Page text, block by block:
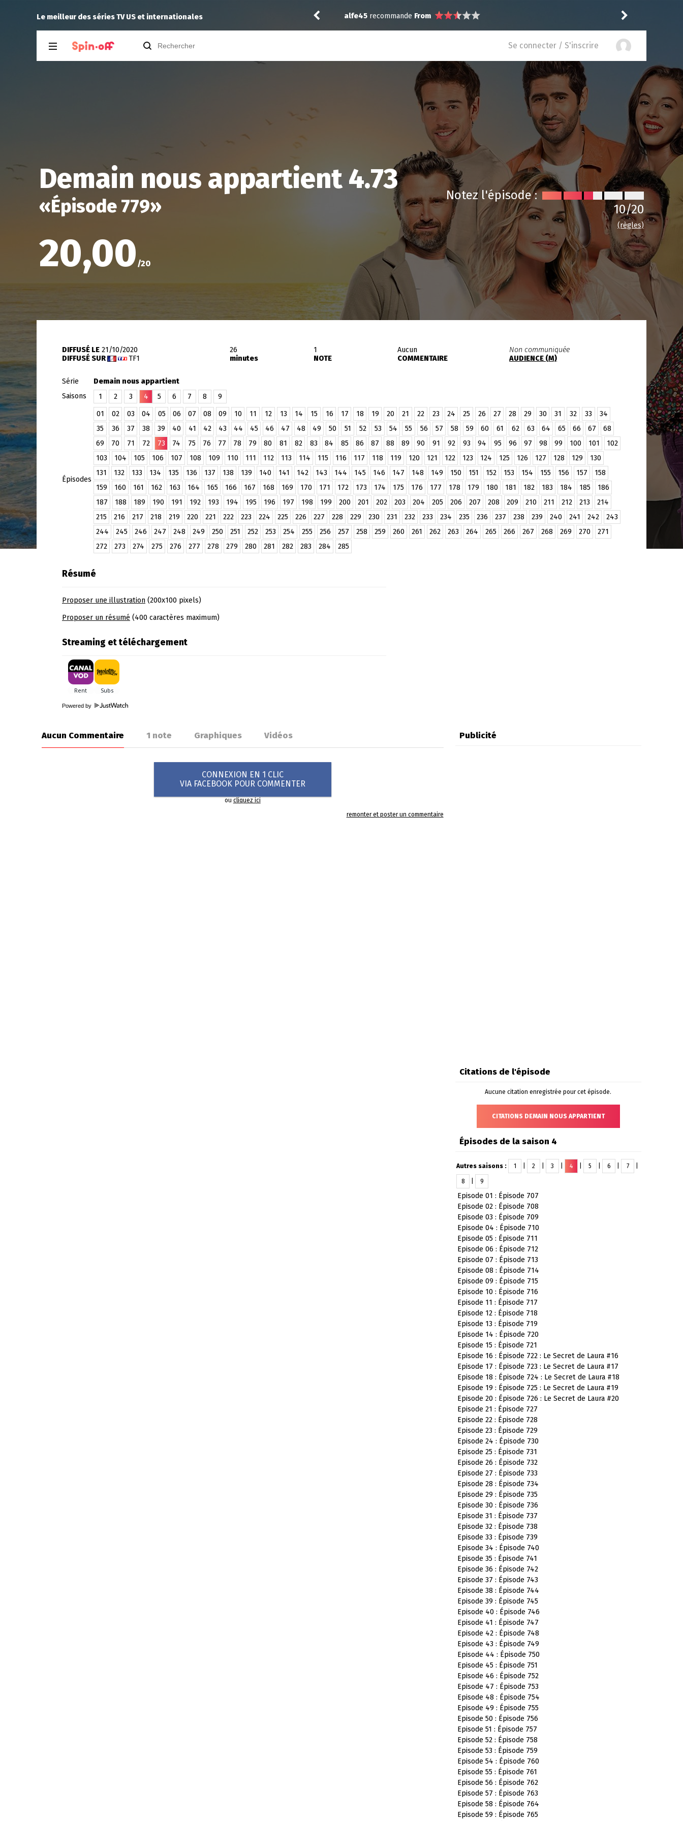
Le meilleur des séries TV US et internationales
Mil días de Allende alfe45 alfe45recommande
Se connecter / S'inscrire
Demain nous appartient 4.73
«Épisode 779»
20,00 /20
Notez l'épisode :
10/20
(règles)
DIFFUSÉ LE 21/10/2020
DIFFUSÉ SUR
TF1
26
minutes
1
NOTE
Aucun
COMMENTAIRE
Non communiquée
AUDIENCE (M)
Série
Demain nous appartient
Saisons
1 2 3 4 5 6 7 8 9
Épisodes
01 02 03 04 05 06 07 08 09 10 11 12 13 14 15 16 17 18 19 20 21 22 23 24 25 26 27 28 29 30 31 32 33
34
35
36 37 38 39 40 41 42 43 44 45 46 47 48 49 50 51 52 53 54 55 56 57 58 59 60 61 62 63 64 65 66 67
68
69
70 71 72 73 74 75 76 77 78 79 80 81 82 83 84 85 86 87 88 89 90 91 92 93 94 95 96 97 98 99 100 101
102
103
104 105 106 107 108 109 110 111 112 113 114 115 116 117 118 119 120 121 122 123 124 125 126 127 128 129
130
131
132 133 134 135 136 137 138 139 140 141 142 143 144 145 146 147 148 149 150 151 152 153 154 155 156 157
158
159
160 161 162 163 164 165 166 167 168 169 170 171 172 173 174 175 176 177 178 179 180 181 182 183 184 185
186
187
188 189 190 191 192 193 194 195 196 197 198 199 200 201 202 203 204 205 206 207 208 209 210 211 212 213
214
215
216 217 218 219 220 221 222 223 224 225 226 227 228 229 230 231 232 233 234 235 236 237 238 239 240 241 242
243
244
245 246 247 248 249 250 251 252 253 254 255 256 257 258 259 260 261 262 263 264 265 266 267 268 269 270
271
272
273 274 275 276 277 278 279 280 281 282 283 284 285
Résumé
Proposer une illustration (200x100 pixels)
Proposer un résumé (400 caractères maximum)
Streaming et téléchargement
Powered by
Aucun Commentaire 1 note Graphiques Vidéos
CONNEXION EN 1 CLIC
VIA FACEBOOK POUR COMMENTER
oucliquez ici
remonter et poster un commentaire
Publicité
Citations de l'épisode
Aucune citation enregistrée pour cet épisode.
CITATIONS DEMAIN NOUS APPARTIENT
Épisodes de la saison 4
Autres saisons : 1 2 3 4 5 6 7
8 9
Episode 01 : Épisode 707
Episode 02 : Épisode 708
Episode 03 : Épisode 709
Episode 04 : Épisode 710
Episode 05 : Épisode 711
Episode 06 : Épisode 712
Episode 07 : Épisode 713
Episode 08 : Épisode 714
Episode 09 : Épisode 715
Episode 10 : Épisode 716
Episode 11 : Épisode 717
Episode 12 : Épisode 718
Episode 13 : Épisode 719
Episode 14 : Épisode 720
Episode 15 : Épisode 721
Episode 16 : Épisode 722 : Le Secret de Laura #16
Episode 17 : Épisode 723 : Le Secret de Laura #17
Episode 18 : Épisode 724 : Le Secret de Laura #18
Episode 19 : Épisode 725 : Le Secret de Laura #19
Episode 20 : Épisode 726 : Le Secret de Laura #20
Episode 21 : Épisode 727
Episode 22 : Épisode 728
Episode 23 : Épisode 729
Episode 24 : Épisode 730
Episode 25 : Épisode 731
Episode 26 : Épisode 732
Episode 27 : Épisode 733
Episode 28 : Épisode 734
Episode 29 : Épisode 735
Episode 30 : Épisode 736
Episode 31 : Épisode 737
Episode 32 : Épisode 738
Episode 33 : Épisode 739
Episode 34 : Épisode 740
Episode 35 : Épisode 741
Episode 36 : Épisode 742
Episode 37 : Épisode 743
Episode 38 : Épisode 744
Episode 39 : Épisode 745
Episode 40 : Épisode 746
Episode 41 : Épisode 747
Episode 42 : Épisode 748
Episode 43 : Épisode 749
Episode 44 : Épisode 750
Episode 45 : Épisode 751
Episode 46 : Épisode 752
Episode 47 : Épisode 753
Episode 48 : Épisode 754
Episode 49 : Épisode 755
Episode 50 : Épisode 756
Episode 51 : Épisode 757
Episode 52 : Épisode 758
Episode 53 : Épisode 759
Episode 54 : Épisode 760
Episode 55 : Épisode 761
Episode 56 : Épisode 762
Episode 57 : Épisode 763
Episode 58 : Épisode 764
Episode 59 : Épisode 765